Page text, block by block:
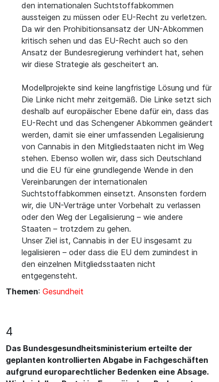
den internationalen Suchtstoffabkommen
aussteigen zu müssen oder EU-Recht zu verletzen.
Da wir den Prohibitionsansatz der UN-Abkommen
kritisch sehen und das EU-Recht auch so den
Ansatz der Bundesregierung verhindert hat, sehen
wir diese Strategie als gescheitert an.
Modellprojekte sind keine langfristige Lösung und für
Die Linke nicht mehr zeitgemäß. Die Linke setzt sich
deshalb auf europäischer Ebene dafür ein, dass das
EU-Recht und das Schengener Abkommen geändert
werden, damit sie einer umfassenden Legalisierung
von Cannabis in den Mitgliedstaaten nicht im Weg
stehen. Ebenso wollen wir, dass sich Deutschland
und die EU für eine grundlegende Wende in den
Vereinbarungen der internationalen
Suchtstoffabkommen einsetzt. Ansonsten fordern
wir, die UN-Verträge unter Vorbehalt zu verlassen
oder den Weg der Legalisierung – wie andere
Staaten – trotzdem zu gehen.
Unser Ziel ist, Cannabis in der EU insgesamt zu
legalisieren – oder dass die EU dem zumindest in
den einzelnen Mitgliedsstaaten nicht
entgegensteht.
Themen: Gesundheit
4
Das Bundesgesundheitsministerium erteilte der
geplanten kontrollierten Abgabe in Fachgeschäften
aufgrund europarechtlicher Bedenken eine Absage.